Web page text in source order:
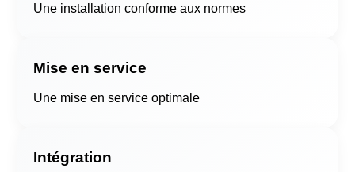
Une installation conforme aux normes
Mise en service
Une mise en service optimale
Intégration